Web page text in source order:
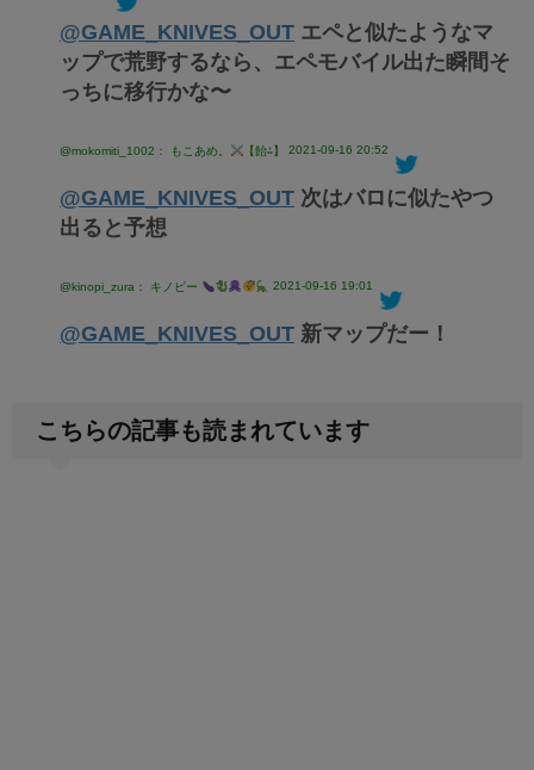
@GAME_KNIVES_OUT エペと似たようなマ
ップで荒野するなら、エペモバイル出た瞬間そ
っちに移行かな〜
@mokomiti_1002： もこあめ。 【飴⁂】 2021-09-16 20:52
@GAME_KNIVES_OUT 次はバロに似たやつ
出ると予想
@kinopi_zura： キノピー 2021-09-16 19:01
@GAME_KNIVES_OUT 新マップだー！
こちらの記事も読まれています